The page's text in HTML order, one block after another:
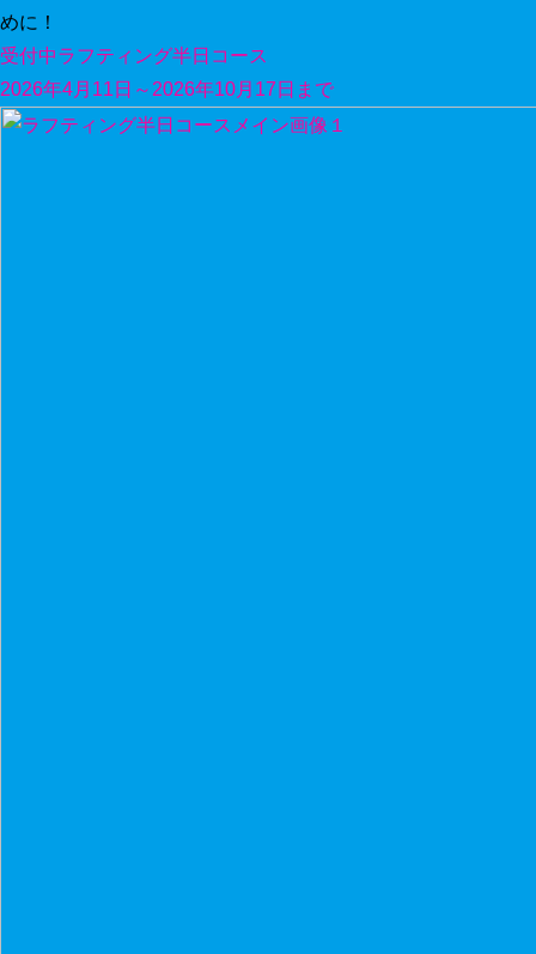
めに！
受付中ラフティング半日コース
2026年4月11日～2026年10月17日まで